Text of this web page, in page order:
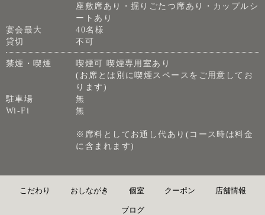
座敷席あり・掘りごたつ席あり・カップルシ
ートあり
宴会最大
40名様
貸切
不可
禁煙・喫煙
喫煙可 喫煙専用室あり
(お席とは別に喫煙スペースをご用意してお
ります)
駐車場
無
Wi-Fi
無
※席料としてお通し代あり(コース時は料金
に含まれます)
こだわり おしながき 個室 クーポン 店舗情報
ブログ